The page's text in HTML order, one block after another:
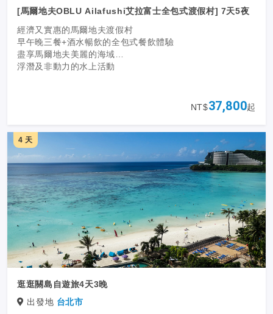
[馬爾地夫OBLU Ailafushi艾拉富士全包式渡假村] 7天5夜
經濟又實惠的馬爾地夫渡假村
早午晚三餐+酒水暢飲的全包式餐飲體驗
盡享馬爾地夫美麗的海域
浮潛及非動力的水上活動
NT$37,800起
4 天
逛逛關島自遊旅4天3晚
出發地 台北市